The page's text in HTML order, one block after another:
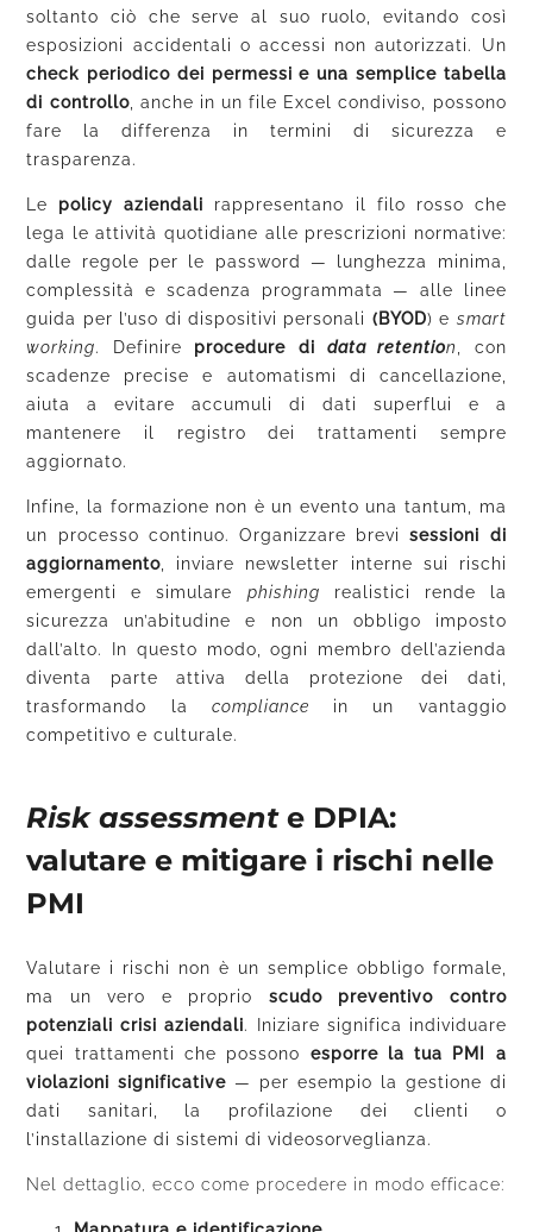
soltanto ciò che serve al suo ruolo, evitando così
esposizioni accidentali o accessi non autorizzati. Un
check periodico dei permessi e una semplice tabella
di controllo, anche in un file Excel condiviso, possono
fare la differenza in termini di sicurezza e
trasparenza.
Le policy aziendali rappresentano il filo rosso che
lega le attività quotidiane alle prescrizioni normative:
dalle regole per le password — lunghezza minima,
complessità e scadenza programmata — alle linee
guida per l’uso di dispositivi personali (BYOD) e smart
working. Definire procedure di data retention
, con
scadenze precise e automatismi di cancellazione,
aiuta a evitare accumuli di dati superflui e a
mantenere il registro dei trattamenti sempre
aggiornato.
Infine, la formazione non è un evento una tantum, ma
un processo continuo. Organizzare brevisessioni di
aggiornamento , inviare newsletter interne sui rischi
emergenti e simulare phishing realistici rende la
sicurezza un’abitudine e non un obbligo imposto
dall’alto. In questo modo, ogni membro dell’azienda
diventa parte attiva della protezione dei dati,
trasformando la compliance in un vantaggio
competitivo e culturale.
Risk assessmente DPIA:
valutare e mitigare i rischi nelle
PMI
Valutare i rischi non è un semplice obbligo formale,
ma un vero e proprio scudo preventivo contro
potenziali crisi aziendali. Iniziare significa individuare
quei trattamenti che possono esporre la tua PMI a
violazioni significative — per esempio la gestione di
dati sanitari, la profilazione dei clienti o
l’installazione di sistemi di videosorveglianza.
Nel dettaglio, ecco come procedere in modo efficace: